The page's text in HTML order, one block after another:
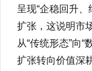
呈现“企稳回升
扩张，这说明市
从“传统形态”向
扩张转向价值深